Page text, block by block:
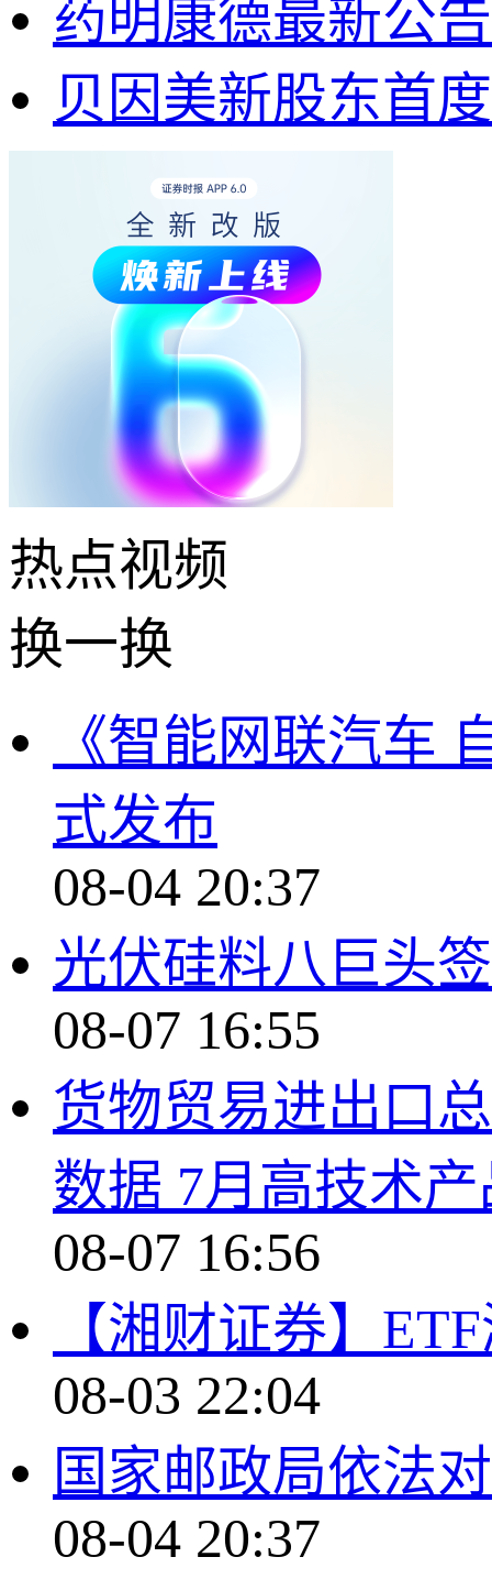
药明康德最新公
贝因美新股东首
热点视频
换一换
《智能网联汽车
式发布
08-04 20:37
光伏硅料八巨头
08-07 16:55
货物贸易进出口
数据 7月高技术
08-07 16:56
【湘财证券】
08-03 22:04
国家邮政局依法
08-04 20:37